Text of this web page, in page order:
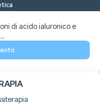
di acido ialuronico e